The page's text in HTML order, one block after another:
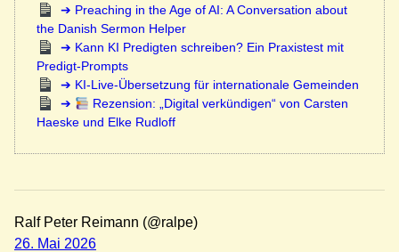
Preaching in the Age of AI: A Conversation about
the Danish Sermon Helper
Kann KI Predigten schreiben? Ein Praxistest mit
Predigt-Prompts
KI-Live-Übersetzung für internationale Gemeinden
Rezension: „Digital verkündigen“ von Carsten
Haeske und Elke Rudloff
Ralf Peter Reimann (@ralpe)
26. Mai 2026